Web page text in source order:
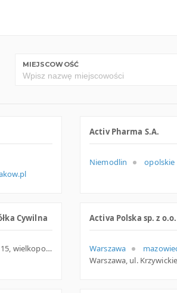
MIEJSCOWOŚĆ
Activ Pharma S.A.
Niemodlin opolskie
Cywilna
Konin, ul. Chopina 15, wielkopolskie
Activa Polska sp. z o.o.
Warszawa